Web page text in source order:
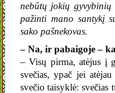
nebūtų jokių
pažinti mano santykį
sako pašnekovas.
– Na, ir pabaigoje –
– Visų pirma, atėjus į
svečias, ypač jei
svečio taisyklė: